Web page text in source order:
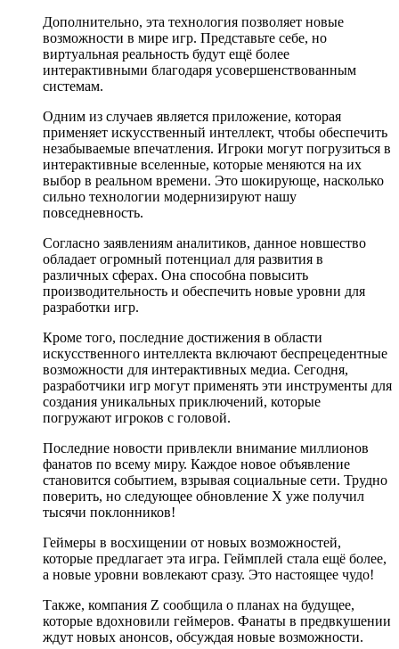
Дополнительно, эта технология позволяет новые
возможности в мире игр. Представьте себе, но
виртуальная реальность будут ещё более
интерактивными благодаря усовершенствованным
системам.
Одним из случаев является приложение, которая
применяет искусственный интеллект, чтобы обеспечить
незабываемые впечатления. Игроки могут погрузиться в
интерактивные вселенные, которые меняются на их
выбор в реальном времени. Это шокирующе, насколько
сильно технологии модернизируют нашу
повседневность.
Согласно заявлениям аналитиков, данное новшество
обладает огромный потенциал для развития в
различных сферах. Она способна повысить
производительность и обеспечить новые уровни для
разработки игр.
Кроме того, последние достижения в области
искусственного интеллекта включают беспрецедентные
возможности для интерактивных медиа. Сегодня,
разработчики игр могут применять эти инструменты для
создания уникальных приключений, которые
погружают игроков с головой.
Последние новости привлекли внимание миллионов
фанатов по всему миру. Каждое новое объявление
становится событием, взрывая социальные сети. Трудно
поверить, но следующее обновление X уже получил
тысячи поклонников!
Геймеры в восхищении от новых возможностей,
которые предлагает эта игра. Геймплей стала ещё более,
а новые уровни вовлекают сразу. Это настоящее чудо!
Также, компания Z сообщила о планах на будущее,
которые вдохновили геймеров. Фанаты в предвкушении
ждут новых анонсов, обсуждая новые возможности.